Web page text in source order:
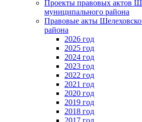
Проекты правовых актов
муниципального района
Правовые акты
района
2026 год
2025 год
2024 год
2023 год
2022 год
2021 год
2020 год
2019 год
2018 год
2017 год